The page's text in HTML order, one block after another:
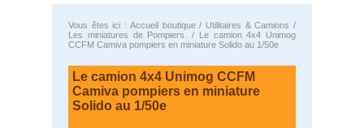
Vous êtes ici : Accueil boutique/ Utilitaires & Camions /
Les miniatures de Pompiers.
/ Le camion 4x4 Unimog
CCFM Camiva pompiers en miniature Solido au 1/50e
Le camion 4x4 Unimog CCFM
Camiva pompiers en miniature
Solido au 1/50e